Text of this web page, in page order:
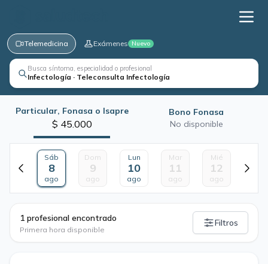
Telemedicina Exámenes Nuevo
Busca síntoma, especialidad o profesional
Infectología · Teleconsulta Infectología
Particular, Fonasa o Isapre
$ 45.000
Bono Fonasa
No disponible
Sáb
8
ago
Dom
9
ago
Lun
10
ago
Mar
11
ago
Mié
12
ago
1 profesional encontrado
Primera hora disponible
Filtros